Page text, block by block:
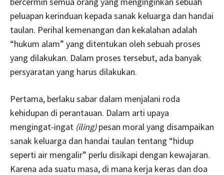
peluapan kerinduan kepada sanak keluarga dan handai
taulan. Perihal kemenangan dan kekalahan adalah
“hukum alam” yang ditentukan oleh sebuah proses
yang dilakukan. Dalam proses tersebut, ada banyak
persyaratan yang harus dilakukan.
Pertama, berlaku sabar dalam menjalani roda
kehidupan di perantauan. Dalam arti upaya
mengingat-ingat (iling)pesan moral yang disampaikan
sanak keluarga dan handai taulan tentang “hidup
seperti air mengalir” perlu disikapi dengan kewajaran.
Karena ada suatu masa, di mana kerja keras dan doa